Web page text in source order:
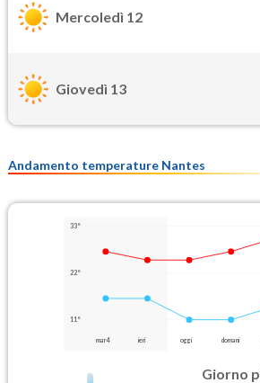
Mercoledì 12
Giovedì 13
Andamento temperature Nantes
33°
22°
11°
mar 4 ieri oggi domani
Giorno